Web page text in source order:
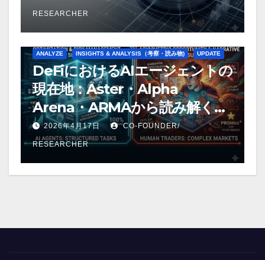
RESEARCHER
ANALYZE INSIGHTS & ANALYSIS（考察・読み物) UPDATE
DeFiにおけるAIエージェントの
現在地：Aster・Alpha
Arena・ARMAから読み解く
「役割分担」の構造
2026年4月17日 CO-FOUNDER/
RESEARCHER